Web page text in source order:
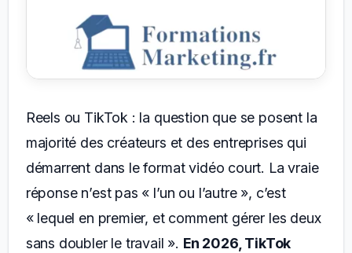
Reels ou TikTok : la question que se posent la
majorité des créateurs et des entreprises qui
démarrent dans le format vidéo court. La vraie
réponse n’est pas « l’un ou l’autre », c’est
« lequel en premier, et comment gérer les deux
sans doubler le travail ». En 2026, TikTok